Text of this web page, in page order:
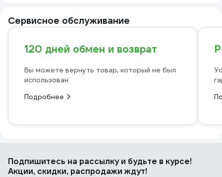
Сервисное обслуживание
120 дней обмен и возврат
Вы можете вернуть товар, который не был
использован
Подробнее
Подпишитесь на рассылкуи будьте в курсе!
Акции, скидки, распродажи ждут!